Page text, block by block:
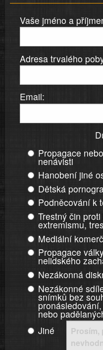
Vaše jméno a
Adresa trvalého
Email:
Propagace
nenávisti
Hanobení jiné
Dětská
Podněcování k
Trestný čin
extremismu,
Mediální
Propagace
nelidského
Nezákonná
Nezákonné
snímků bez
nebo
Jiné